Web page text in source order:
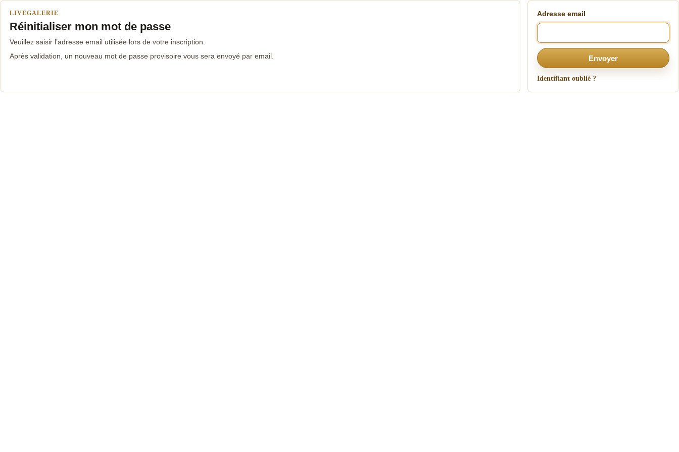
LIVEGALERIE
Réinitialiser mon mot de passe
Veuillez saisir l’adresse email utilisée lors de votre inscription.
Après validation, un nouveau mot de passe provisoire vous sera envoyé par email.
Adresse email
Envoyer
Identifiant oublié ?